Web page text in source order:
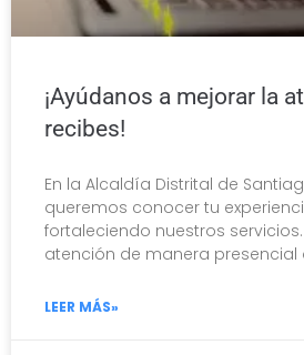
¡Ayúdanos a mejorar la
recibes!
En la Alcaldía Distrital de
queremos conocer tu
fortaleciendo nuestros servicios.
atención de manera presencial
LEER MÁS»